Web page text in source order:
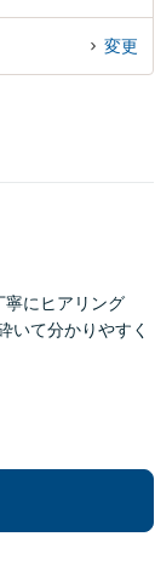
変更
寧にヒアリング
いて分かりやすく